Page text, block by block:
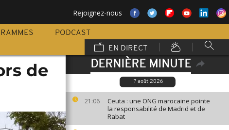
Rejoignez-nous
PODCAST
EN DIRECT
DERNIÈRE MINUTE
7 août 2026
21:06
Ceuta : une ONG marocaine pointe
la responsabilité de Madrid et de
Rabat
de